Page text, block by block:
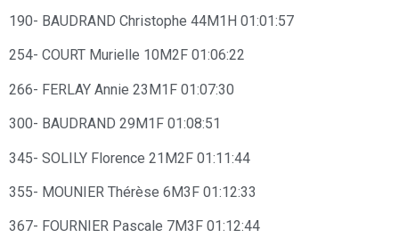
190- BAUDRAND Christophe 44M1H 01:01:57
254- COURT Murielle 10M2F 01:06:22
266- FERLAY Annie 23M1F 01:07:30
300- BAUDRAND 29M1F 01:08:51
345- SOLILY Florence 21M2F 01:11:44
355- MOUNIER Thérèse 6M3F 01:12:33
367- FOURNIER Pascale 7M3F 01:12:44